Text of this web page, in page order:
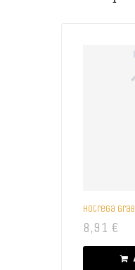
Hotrega
8,91 €